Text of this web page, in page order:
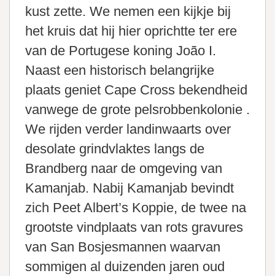
kust zette. We nemen een kijkje bij
het kruis dat hij hier oprichtte ter ere
van de Portugese koning João I.
Naast een historisch belangrijke
plaats geniet Cape Cross bekendheid
vanwege de grote pelsrobbenkolonie .
We rijden verder landinwaarts over
desolate grindvlaktes langs de
Brandberg naar de omgeving van
Kamanjab. Nabij Kamanjab bevindt
zich Peet Albert’s Koppie, de twee na
grootste vindplaats van rots gravures
van San Bosjesmannen waarvan
sommigen al duizenden jaren oud